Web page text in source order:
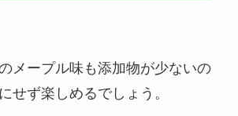
メープル味も添加物が少ないの
せず楽しめるでしょう。